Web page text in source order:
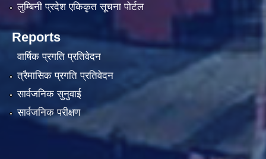
लुम्बिनी प्रदेश एकिकृत सूचना पाेर्टल
Reports
वार्षिक प्रगति प्रतिवेदन
त्रैमासिक प्रगति प्रतिवेदन
सार्वजनिक सुनुवाई
सार्वजनिक परीक्षण